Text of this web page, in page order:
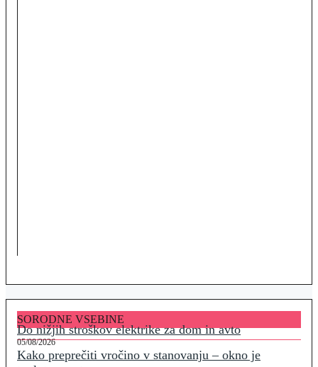
SORODNE VSEBINE
Do nižjih stroškov elektrike za dom in avto
05/08/2026
Kako preprečiti vročino v stanovanju – okno je